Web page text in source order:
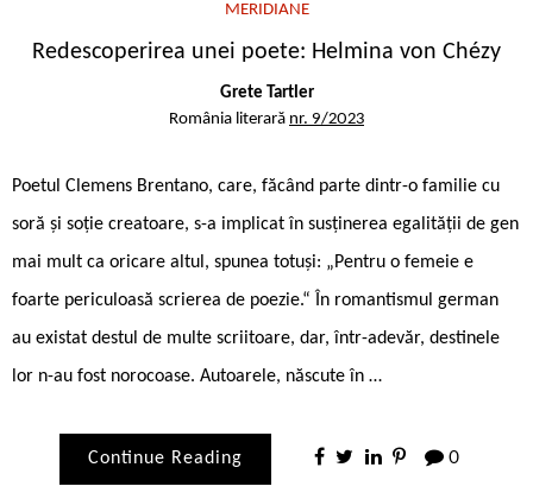
MERIDIANE
Redescoperirea unei poete: Helmina von Chézy
Grete Tartler
România literară nr. 9/2023
Poetul Clemens Brentano, care, făcând parte dintr-o familie cu
soră și soție creatoare, s-a implicat în susținerea egalității de gen
mai mult ca oricare altul, spunea totuși: „Pentru o femeie e
foarte periculoasă scrierea de poezie.“ În romantismul german
au existat destul de multe scriitoare, dar, într-adevăr, destinele
lor n-au fost norocoase. Autoarele, născute în …
Continue Reading 0